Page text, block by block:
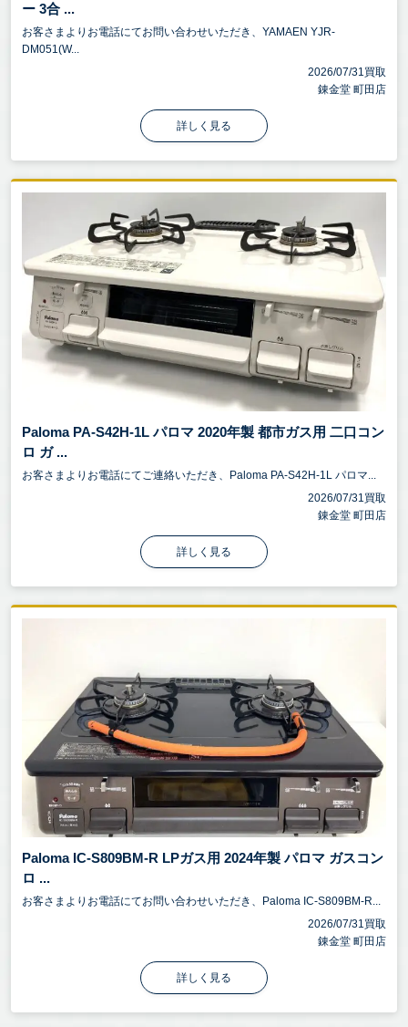
ー 3合 ...
お客さまよりお電話にてお問い合わせいただき、YAMAEN YJR-
DM051(W...
2026/07/31買取
錬金堂 町田店
詳しく見る
Paloma PA-S42H-1L パロマ 2020年製 都市ガス用 二口コン
ロ ガ ...
お客さまよりお電話にてご連絡いただき、Paloma PA-S42H-1L パロマ...
2026/07/31買取
錬金堂 町田店
詳しく見る
Paloma IC-S809BM-R LPガス用 2024年製 パロマ ガスコン
ロ ...
お客さまよりお電話にてお問い合わせいただき、Paloma IC-S809BM-R...
2026/07/31買取
錬金堂 町田店
詳しく見る